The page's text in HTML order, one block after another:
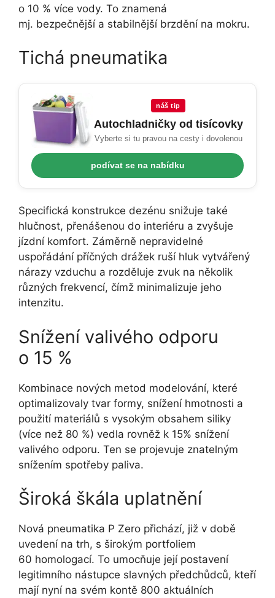
o 10 % více vody. To znamená
mj. bezpečnější a stabilnější brzdění na mokru.
Tichá pneumatika
náš tip
Autochladničky od tisícovky
Vyberte si tu pravou na cesty i dovolenou
podívat se na nabídku
Specifická konstrukce dezénu snižuje také
hlučnost, přenášenou do interiéru a zvyšuje
jízdní komfort. Záměrně nepravidelné
uspořádání příčných drážek ruší hluk vytvářený
nárazy vzduchu a rozděluje zvuk na několik
různých frekvencí, čímž minimalizuje jeho
intenzitu.
Snížení valivého odporu
o 15 %
Kombinace nových metod modelování, které
optimalizovaly tvar formy, snížení hmotnosti a
použití materiálů s vysokým obsahem siliky
(více než 80 %) vedla rovněž k 15% snížení
valivého odporu. Ten se projevuje znatelným
snížením spotřeby paliva.
Široká škála uplatnění
Nová pneumatika P Zero přichází, již v době
uvedení na trh, s širokým portfoliem
60 homologací. To umocňuje její postavení
legitimního nástupce slavných předchůdců, kteří
mají nyní na svém kontě 800 aktuálních